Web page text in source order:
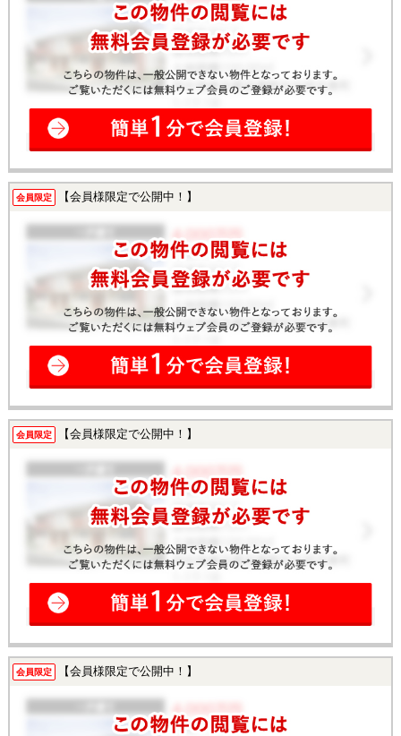
会員限定 【会員様限定で公開中！】
会員限定 【会員様限定で公開中！】
会員限定 【会員様限定で公開中！】